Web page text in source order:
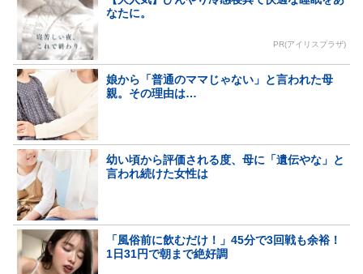
なたに。
PR(アイリスプラザ)
娘から「普通のママじゃない」と言われた母
親。その理由は…
幼い頃から評価される度、母に「遺伝やな」と
言われ続けた女性は
「風俗前に飲むだけ！」45分で3回戦も余裕！
1日31円で朝まで絶好調